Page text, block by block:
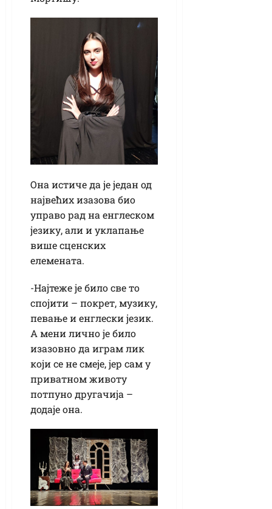
Она истиче да је један од
највећих изазова био
управо рад на енглеском
језику, али и уклапање
више сценских
елемената.
-Најтеже је било све то
спојити – покрет, музику,
певање и енглески језик.
А мени лично је било
изазовно да играм лик
који се не смеје, јер сам у
приватном животу
потпуно другачија –
додаје она.